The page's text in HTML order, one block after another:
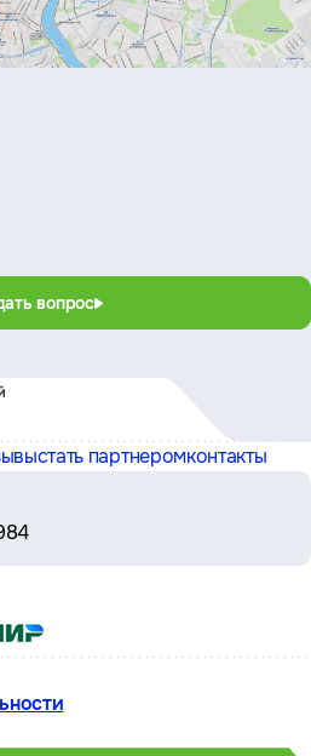
вопрос
стать партнеромконтакты